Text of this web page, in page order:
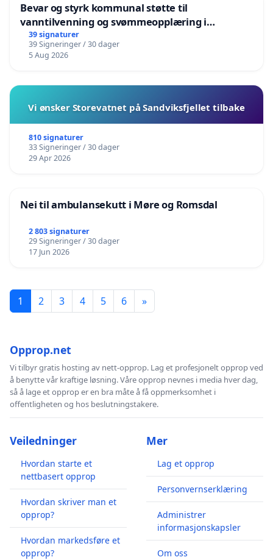
Bevar og styrk kommunal støtte til
vanntilvenning og svømmeopplæring i
barnehagene i Haugesund
39 signaturer
39 Signeringer / 30 dager
5 Aug 2026
Vi ønsker Storevatnet på Sandviksfjellet tilbake
810 signaturer
33 Signeringer / 30 dager
29 Apr 2026
Nei til ambulansekutt i Møre og Romsdal
2 803 signaturer
29 Signeringer / 30 dager
17 Jun 2026
1 2 3 4 5 6 »
Opprop.net
Vi tilbyr gratis hosting av nett-opprop. Lag et profesjonelt opprop ved
å benytte vår kraftige løsning. Våre opprop nevnes i media hver dag,
så å lage et opprop er en bra måte å få oppmerksomhet i
offentligheten og hos beslutningstakere.
Veiledninger
Hvordan starte et
nettbasert opprop
Hvordan skriver man et
opprop?
Hvordan markedsføre et
opprop?
Mer
Lag et opprop
Personvernserklæring
Administrer
informasjonskapsler
Om oss